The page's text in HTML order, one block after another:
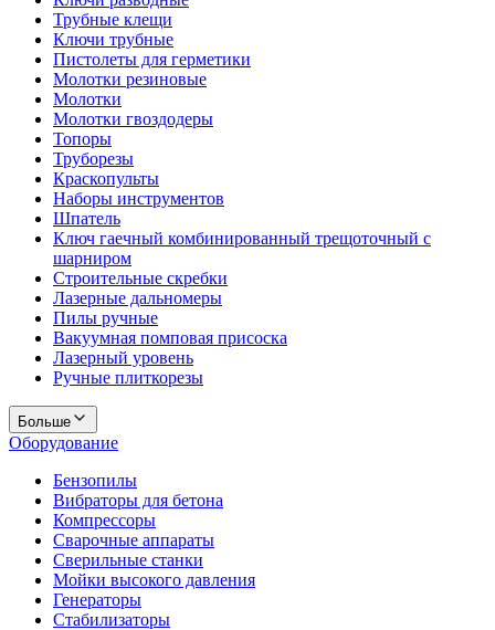
Трубные клещи
Ключи трубные
Пистолеты для герметики
Молотки резиновые
Молотки
Молотки гвоздодеры
Топоры
Труборезы
Краскопульты
Наборы инструментов
Шпатель
Ключ гаечный комбинированный трещоточный с
шарниром
Строительные скребки
Лазерные дальномеры
Пилы ручные
Вакуумная помповая присоска
Лазерный уровень
Ручные плиткорезы
Больше
Оборудование
Бензопилы
Вибраторы для бетона
Компрессоры
Сварочные аппараты
Сверильные станки
Мойки высокого давления
Генераторы
Стабилизаторы